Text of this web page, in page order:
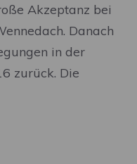
Akzeptanz bei
Danach
in der
zurück. Die